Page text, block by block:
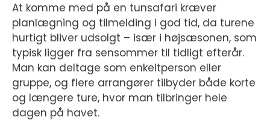
At komme med på en tunsafari kræver
planlægning og tilmelding i god tid, da turene
hurtigt bliver udsolgt – især i højsæsonen, som
typisk ligger fra sensommer til tidligt efterår.
Man kan deltage som enkeltperson eller
gruppe, og flere arrangører tilbyder både korte
og længere ture, hvor man tilbringer hele
dagen på havet.